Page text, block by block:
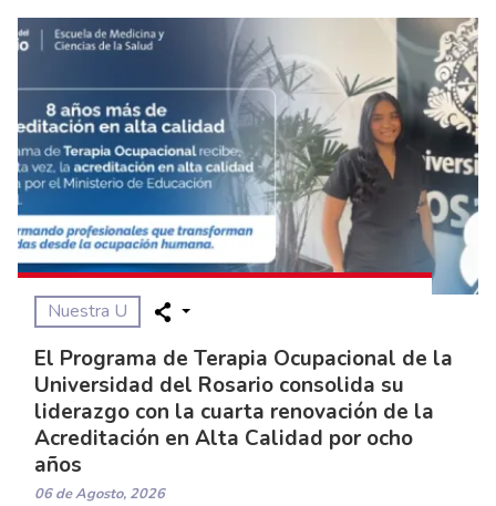
Nuestra U
El Programa de Terapia Ocupacional de la
Universidad del Rosario consolida su
liderazgo con la cuarta renovación de la
Acreditación en Alta Calidad por ocho
años
06 de Agosto, 2026